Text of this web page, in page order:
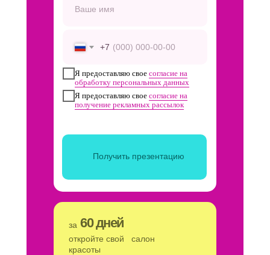
откройте свой салон
красоты
за
Получить презентацию
60 дней
+7
Я предоставляю свое согласие на
обработку персональных данных
Я предоставляю свое согласие на
получение рекламных рассылок